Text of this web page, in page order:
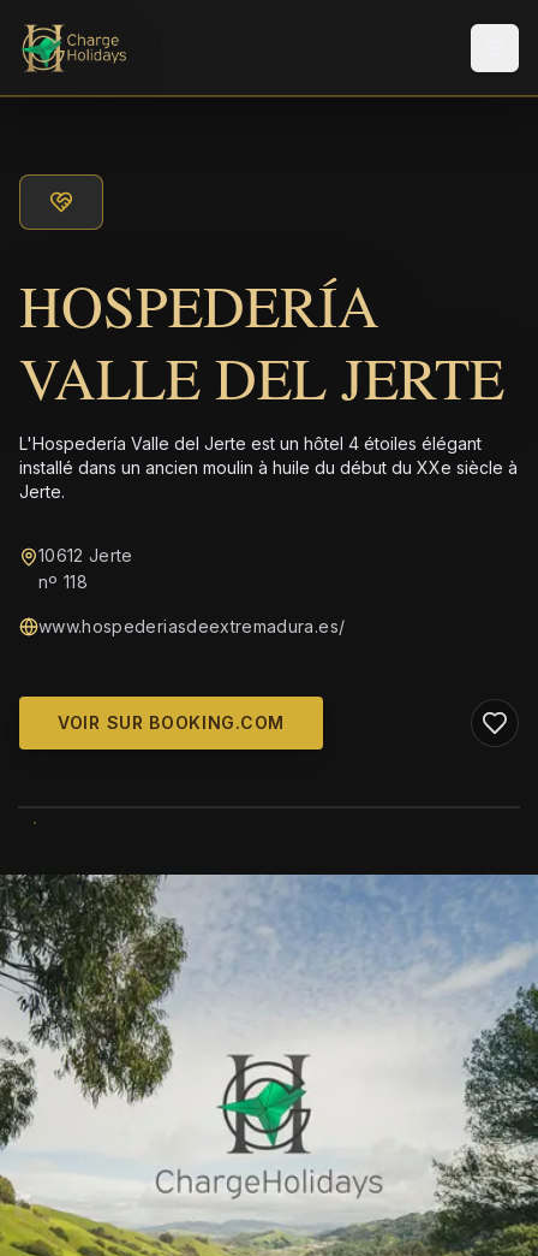
HOSPEDERÍA
VALLE DEL JERTE
L'Hospedería Valle del Jerte est un hôtel 4 étoiles élégant
installé dans un ancien moulin à huile du début du XXe siècle à
Jerte.
10612 Jerte
nº 118
www.hospederiasdeextremadura.es/
VOIR SUR BOOKING.COM